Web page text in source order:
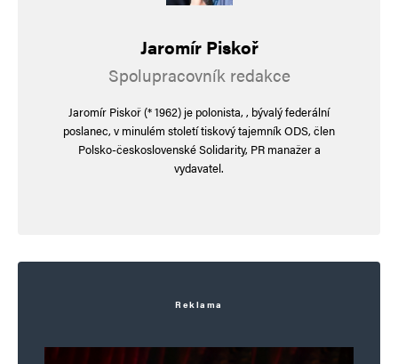
Jaromír Piskoř
Spolupracovník redakce
Jaromír Piskoř (* 1962) je polonista, , bývalý federální
poslanec, v minulém století tiskový tajemník ODS, člen
Polsko-československé Solidarity, PR manažer a
vydavatel.
Reklama